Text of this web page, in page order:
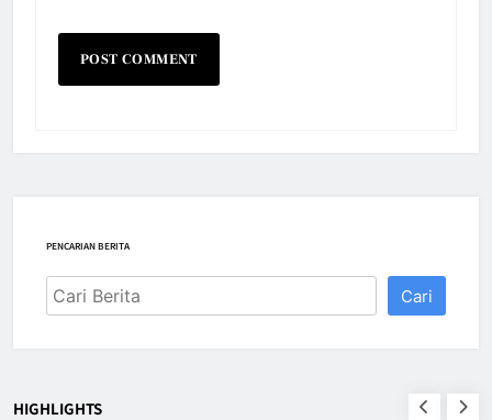
PENCARIAN BERITA
Cari
HIGHLIGHTS